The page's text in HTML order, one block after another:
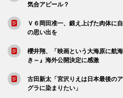
気合アピール？
Ｖ６岡田准一、鍛え上げた肉体に
の思い出を
櫻井翔、「映画という大海原に
き～』海外公開決定に感激
古田新太「宮沢りえは日本最後の
グラに染まりたい」